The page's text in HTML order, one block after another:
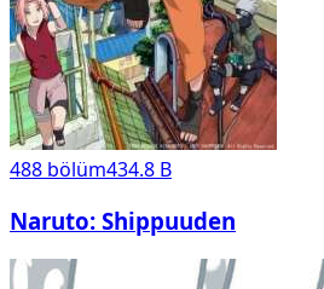
488 bölüm434.8 B
Naruto: Shippuuden